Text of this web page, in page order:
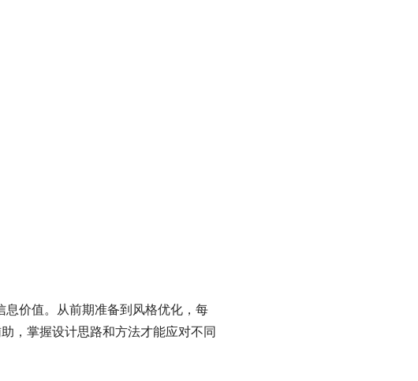
价值。从前期准备到风格优化，每
，掌握设计思路和方法才能应对不同